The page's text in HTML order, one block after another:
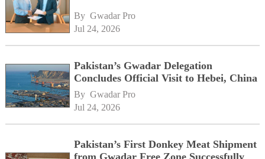
By Gwadar Pro
Jul 24, 2026
Pakistan’s Gwadar Delegation
Concludes Official Visit to Hebei, China
By Gwadar Pro
Jul 24, 2026
Pakistan’s First Donkey Meat Shipment